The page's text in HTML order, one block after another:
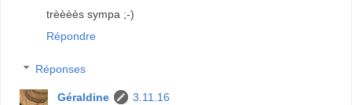
trèèèès sympa ;-)
Répondre
Réponses
Géraldine
3.11.16